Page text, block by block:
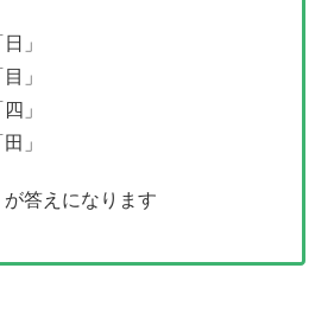
」
」
」
」
が答えになります